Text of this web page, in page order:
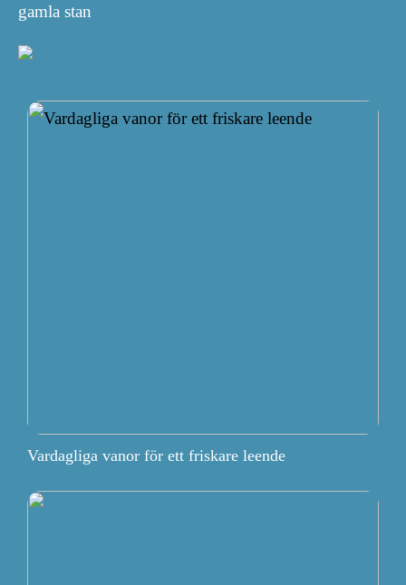
gamla stan
Vardagliga vanor för ett friskare leende